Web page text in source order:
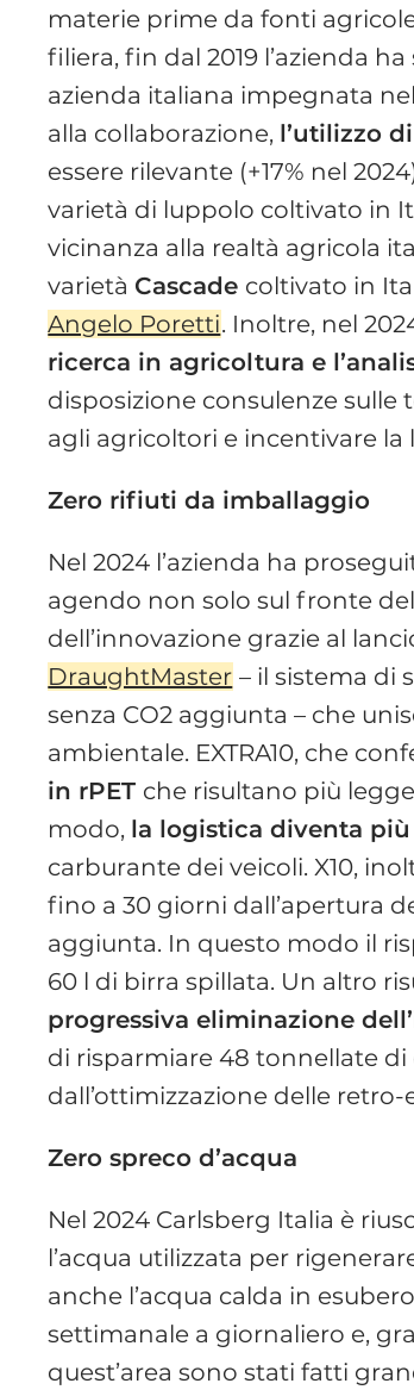
materie prime da fonti
filiera, fin dal 2019 l’azienda
azienda italiana impegnata
alla collaborazione, l’utilizzo
essere rilevante (+17% nel
varietà di luppolo coltivato in
vicinanza alla realtà agricola
varietà Cascade coltivato in
Angelo Poretti. Inoltre, nel
ricerca in agricoltura e
disposizione consulenze
agli agricoltori e incentivare
Zero rifiuti da imballaggio
Nel 2024 l’azienda ha
agendo non solo sul fronte
dell’innovazione grazie al
DraughtMaster – il sistema di
senza CO2 aggiunta – che
ambientale. EXTRA10, che
in rPET che risultano più
modo, la logistica diventa
carburante dei veicoli. X10,
fino a 30 giorni dall’apertura
aggiunta. In questo modo il
60 l di birra spillata. Un altro
progressiva eliminazione
di risparmiare 48 tonnellate
dall’ottimizzazione delle
Zero spreco d’acqua
Nel 2024 Carlsberg Italia è
l’acqua utilizzata per
anche l’acqua calda in
settimanale a giornaliero e,
quest’area sono stati fatti